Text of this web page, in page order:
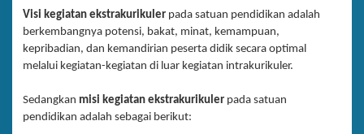
Visi kegiatan ekstrakurikuler pada satuan pendidikan adalah
berkembangnya potensi, bakat, minat, kemampuan,
kepribadian, dan kemandirian peserta didik secara optimal
melalui kegiatan-kegiatan di luar kegiatan intrakurikuler.
Sedangkan misi kegiatan ekstrakurikuler pada satuan
pendidikan adalah sebagai berikut: